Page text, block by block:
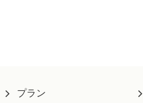
プラン